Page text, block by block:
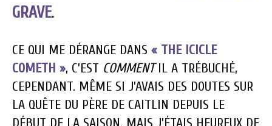
GRAVE.
CE QUI ME DÉRANGE DANS « THE ICICLE
COMETH », C’EST COMMENTIL A TRÉBUCHÉ,
CEPENDANT. MÊME SI J’AVAIS DES DOUTES SUR
LA QUÊTE DU PÈRE DE CAITLIN DEPUIS LE